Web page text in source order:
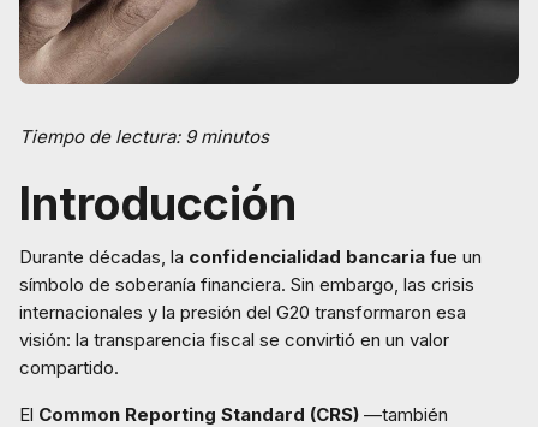
Tiempo de lectura: 9 minutos
Introducción
Durante décadas, la confidencialidad bancaria fue un
símbolo de soberanía financiera. Sin embargo, las crisis
internacionales y la presión del G20 transformaron esa
visión: la transparencia fiscal se convirtió en un valor
compartido.
El Common Reporting Standard (CRS) —también